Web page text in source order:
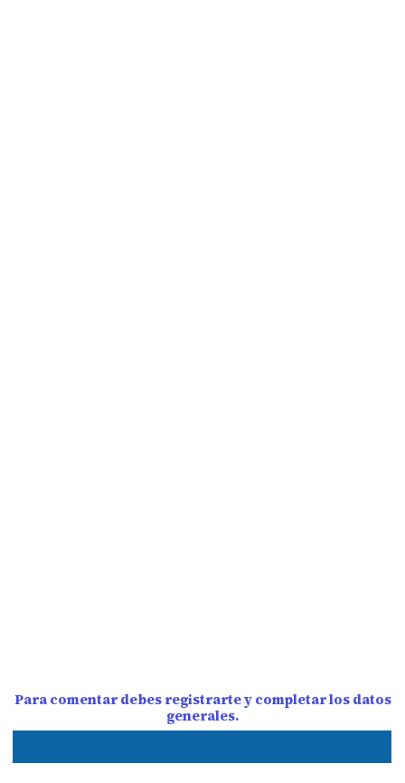
Para comentar debes registrarte y completar los datos
generales.